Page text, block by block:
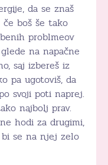
da se znaš
boš še tako
problmeov
na napačne
saj izbereš iz
pa ugotoviš, da
svoji poti naprej.
najbolj prav.
hodi za drugimi,
se na njej zelo